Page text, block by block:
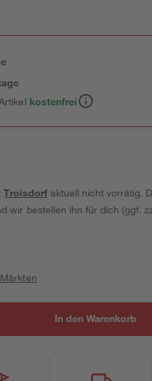
kostenfrei
Troisdorfaktuell nicht vorrätig.
wir bestellen ihn für dich (ggf.
In den Warenkorb